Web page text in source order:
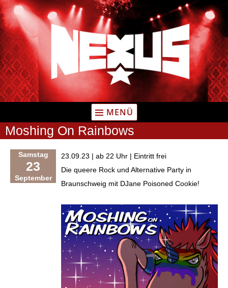
Zum
Inhalt
springen
MENÜ
Moshing On Rainbows
Samstag
23
September
23.09.23 | ab 22 Uhr | Eintritt frei
Die queere Rock und Alternative Party in
Braunschweig mit DJane Poisoned Cookie!